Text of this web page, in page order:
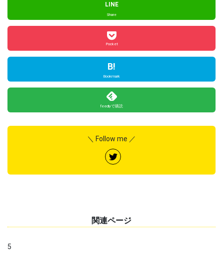
LINE
Share
Pocket
B!
Bookmark
feedlyで購読
＼ Follow me ／
関連ページ
5